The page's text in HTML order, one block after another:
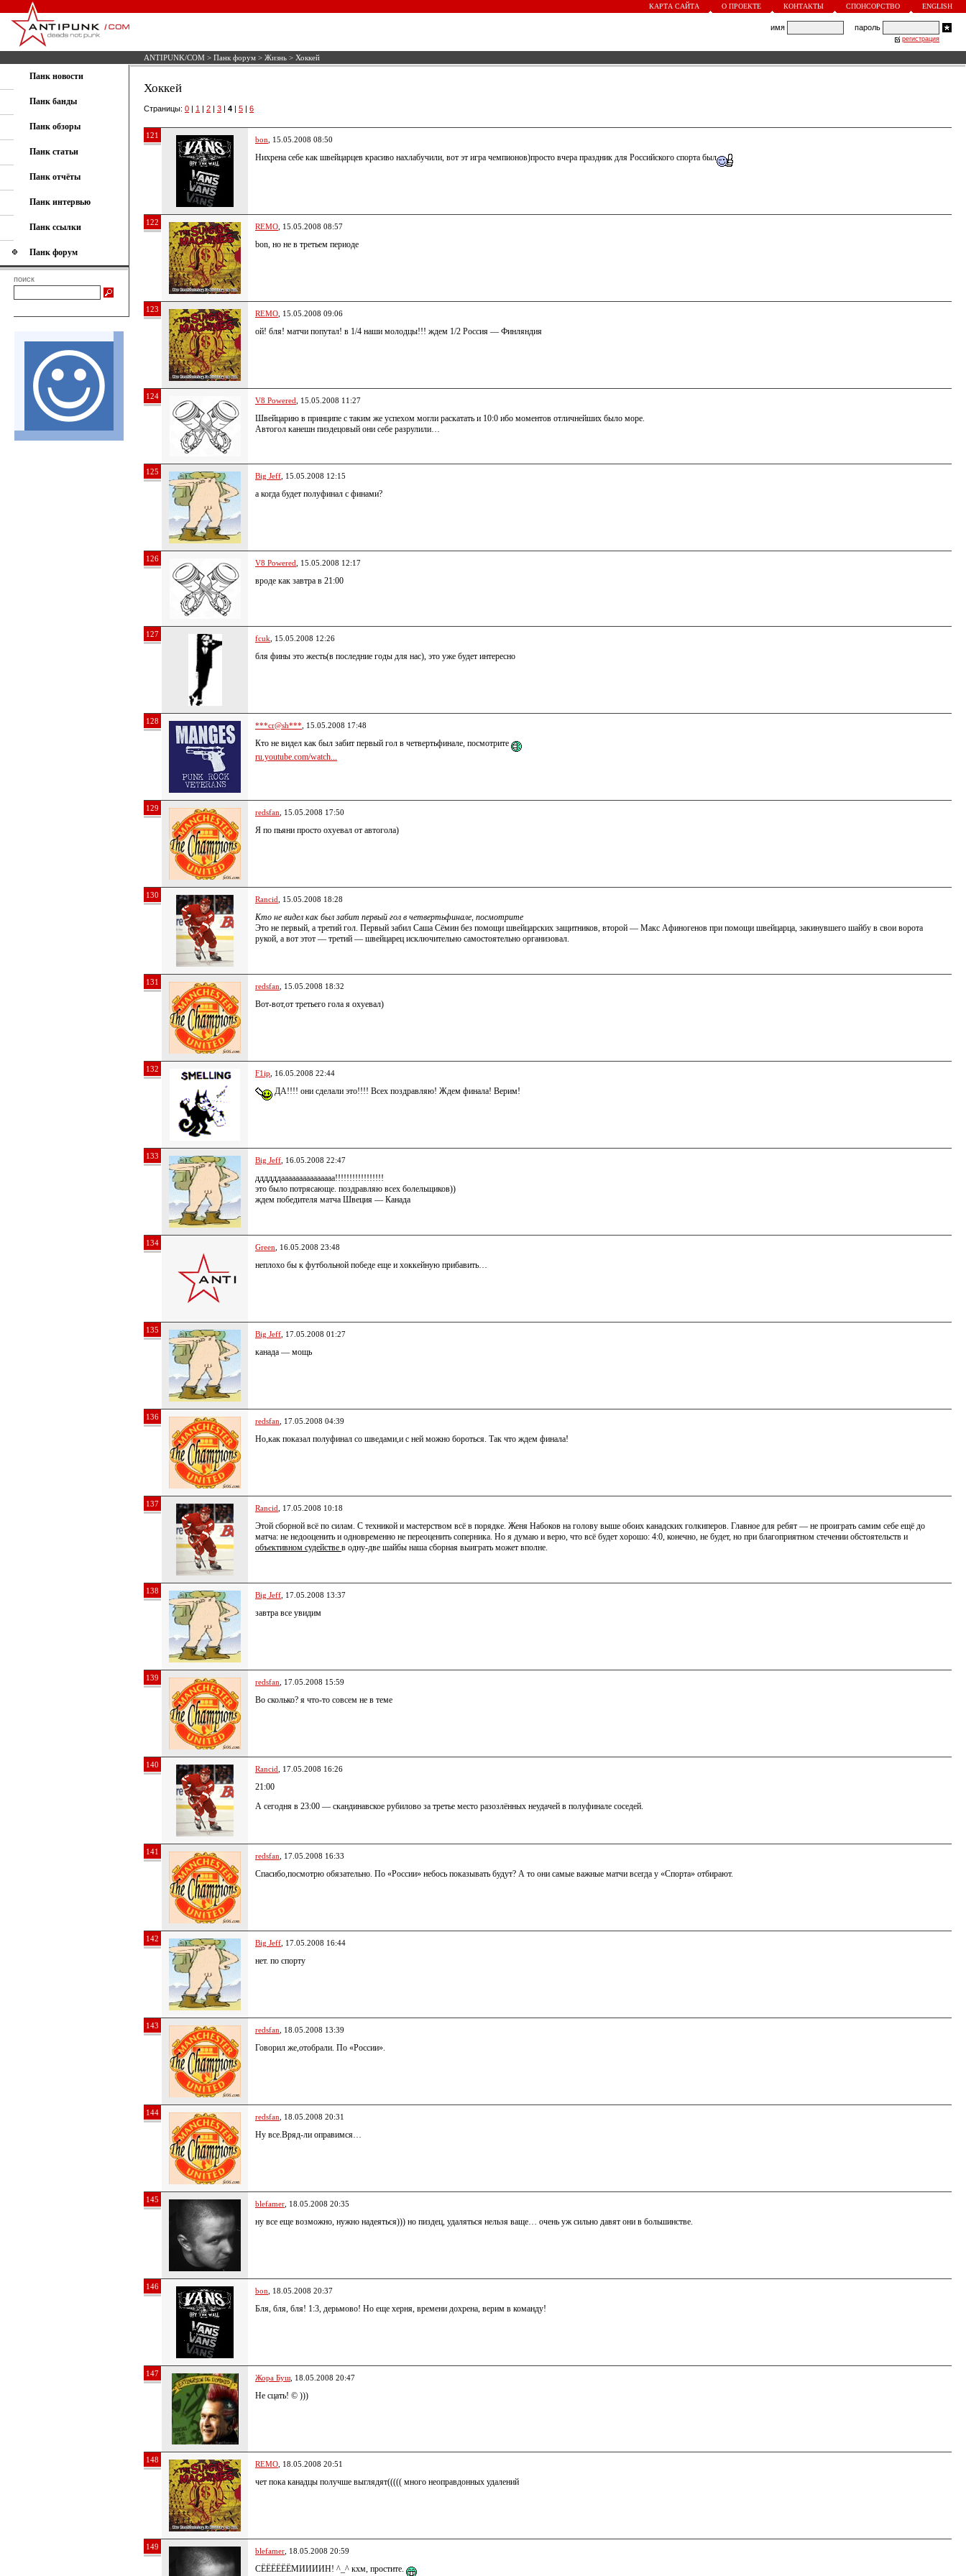
КАРТА САЙТА О ПРОЕКТЕ КОНТАКТЫ СПОНСОРСТВО ENGLISH
имя пароль
регистрация
ANTIPUNK/COM > Панк форум > Жизнь > Хоккей
Панк новости
Панк банды
Панк обзоры
Панк статьи
Панк отчёты
Панк интервью
Панк ссылки
Панк форум
поиск
Хоккей
Страницы: 0 | 1 | 2 | 3 | 4 | 5 | 6
121 bon , 15.05.2008 08:50
Нихрена себе как швейцарцев красиво нахлабучили, вот эт игра чемпионов)просто вчера праздник для Российского спорта был
122 REMO , 15.05.2008 08:57
bon, но не в третьем периоде
123 REMO , 15.05.2008 09:06
ой! бля! матчи попутал! в 1/4 наши молодцы!!! ждем 1/2 Россия — Финляндия
124 V8 Powered , 15.05.2008 11:27
Швейцарию в принципе с таким же успехом могли раскатать и 10:0 ибо моментов отличнейших было море.
Автогол канешн пиздецовый они себе разрулили…
125 Big Jeff , 15.05.2008 12:15
а когда будет полуфинал с финами?
126 V8 Powered , 15.05.2008 12:17
вроде как завтра в 21:00
127 fcuk , 15.05.2008 12:26
бля фины это жесть(в последние годы для нас), это уже будет интересно
128 ***cr@sh*** , 15.05.2008 17:48
Кто не видел как был забит первый гол в четвертьфинале, посмотрите
ru.youtube.com/watch...
129 redsfan , 15.05.2008 17:50
Я по пьяни просто охуевал от автогола)
130 Rancid , 15.05.2008 18:28
Кто не видел как был забит первый гол в четвертьфинале, посмотрите
Это не первый, а третий гол. Первый забил Саша Сёмин без помощи швейцарских защитников, второй — Макс Афиногенов при помощи швейцарца, закинувшего шайбу в свои ворота
рукой, а вот этот — третий — швейцарец исключительно самостоятельно организовал.
131 redsfan , 15.05.2008 18:32
Вот-вот,от третьего гола я охуевал)
132 F1ip , 16.05.2008 22:44
ДА!!!! они сделали это!!!! Всех поздравляю! Ждем финала! Верим!
133 Big Jeff , 16.05.2008 22:47
ддддддааааааааааааааа!!!!!!!!!!!!!!!!!
это было потрясающе. поздравляю всех болельщиков))
ждем победителя матча Швеция — Канада
134 Green , 16.05.2008 23:48
неплохо бы к футбольной победе еще и хоккейную прибавить…
135 Big Jeff , 17.05.2008 01:27
канада — мощь
136 redsfan , 17.05.2008 04:39
Но,как показал полуфинал со шведами,и с ней можно бороться. Так что ждем финала!
137 Rancid , 17.05.2008 10:18
Этой сборной всё по силам. С техникой и мастерством всё в порядке. Женя Набоков на голову выше обоих канадских голкиперов. Главное для ребят — не проиграть самим себе ещё до
матча: не недооценить и одновременно не переоценить соперника. Но я думаю и верю, что всё будет хорошо: 4:0, конечно, не будет, но при благоприятном стечении обстоятельств и
объективном судействе в одну-две шайбы наша сборная выиграть может вполне.
138 Big Jeff , 17.05.2008 13:37
завтра все увидим
139 redsfan , 17.05.2008 15:59
Во сколько? я что-то совсем не в теме
140 Rancid , 17.05.2008 16:26
21:00
А сегодня в 23:00 — скандинавское рубилово за третье место разозлённых неудачей в полуфинале соседей.
141 redsfan , 17.05.2008 16:33
Спасибо,посмотрю обязательно. По «России» небось показывать будут? А то они самые важные матчи всегда у «Спорта» отбирают.
142 Big Jeff , 17.05.2008 16:44
нет. по спорту
143 redsfan , 18.05.2008 13:39
Говорил же,отобрали. По «России».
144 redsfan , 18.05.2008 20:31
Ну все.Вряд-ли оправимся…
145 blefamer , 18.05.2008 20:35
ну все еще возможно, нужно надеяться))) но пиздец, удаляться нельзя ваще… очень уж сильно давят они в большинстве.
146 bon , 18.05.2008 20:37
Бля, бля, бля! 1:3, дерьмово! Но еще херня, времени дохрена, верим в команду!
147 Жора Буш , 18.05.2008 20:47
Не сцать! © )))
148 REMO , 18.05.2008 20:51
чет пока канадцы получше выглядят((((( много неоправдонных удалений
149 blefamer , 18.05.2008 20:59
СЁЁЁЁЁЁМИИИИН! ^_^ кхм, простите.